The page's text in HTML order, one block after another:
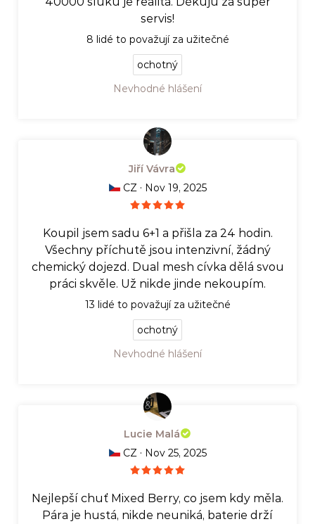
servis!
8 lidé to považují za užitečné
ochotný
Nevhodné hlášení
Jiří Vávra
CZ · Nov 19, 2025
Koupil jsem sadu 6+1 a přišla za 24 hodin.
Všechny příchutě jsou intenzivní, žádný
chemický dojezd. Dual mesh cívka dělá svou
práci skvěle. Už nikde jinde nekoupím.
13 lidé to považují za užitečné
ochotný
Nevhodné hlášení
Lucie Malá
CZ · Nov 25, 2025
Nejlepší chuť Mixed Berry, co jsem kdy měla.
Pára je hustá, nikde neuniká, baterie drží